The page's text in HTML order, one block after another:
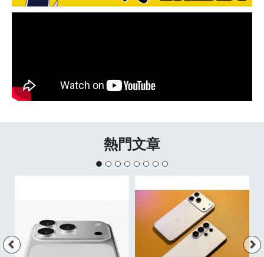
熱門文章